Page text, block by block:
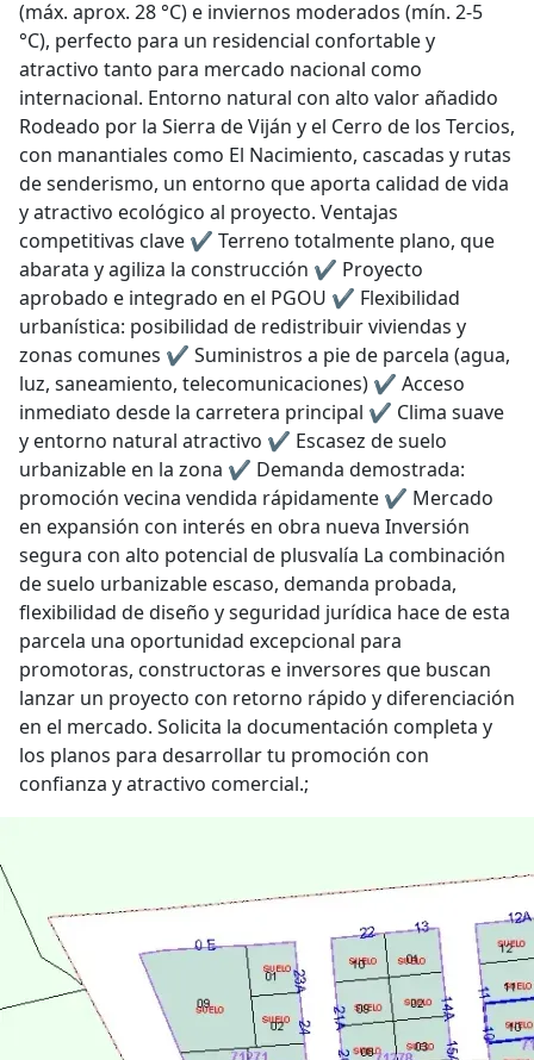
(máx. aprox. 28 °C) e inviernos moderados (mín. 2-5
°C), perfecto para un residencial confortable y
atractivo tanto para mercado nacional como
internacional. Entorno natural con alto valor añadido
Rodeado por la Sierra de Viján y el Cerro de los Tercios,
con manantiales como El Nacimiento, cascadas y rutas
de senderismo, un entorno que aporta calidad de vida
y atractivo ecológico al proyecto. Ventajas
competitivas clave ✔ Terreno totalmente plano, que
abarata y agiliza la construcción ✔ Proyecto
aprobado e integrado en el PGOU ✔ Flexibilidad
urbanística: posibilidad de redistribuir viviendas y
zonas comunes ✔ Suministros a pie de parcela (agua,
luz, saneamiento, telecomunicaciones) ✔ Acceso
inmediato desde la carretera principal ✔ Clima suave
y entorno natural atractivo ✔ Escasez de suelo
urbanizable en la zona ✔ Demanda demostrada:
promoción vecina vendida rápidamente ✔ Mercado
en expansión con interés en obra nueva Inversión
segura con alto potencial de plusvalía La combinación
de suelo urbanizable escaso, demanda probada,
flexibilidad de diseño y seguridad jurídica hace de esta
parcela una oportunidad excepcional para
promotoras, constructoras e inversores que buscan
lanzar un proyecto con retorno rápido y diferenciación
en el mercado. Solicita la documentación completa y
los planos para desarrollar tu promoción con
confianza y atractivo comercial.;